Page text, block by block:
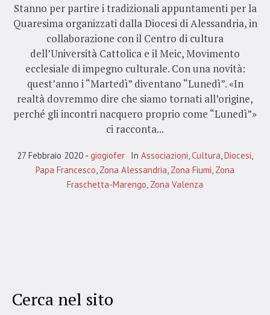
Stanno per partire i tradizionali appuntamenti per la
Quaresima organizzati dalla Diocesi di Alessandria, in
collaborazione con il Centro di cultura
dell’Università Cattolica e il Meic, Movimento
ecclesiale di impegno culturale. Con una novità:
quest’anno i “Martedì” diventano “Lunedì”. «In
realtà dovremmo dire che siamo tornati all’origine,
perché gli incontri nacquero proprio come “Lunedì”»
ci racconta...
27 Febbraio 2020 giogiofer In Associazioni Cultura Diocesi
Papa Francesco Zona Alessandria Zona Fiumi Zona
Fraschetta-Marengo Zona Valenza
Cerca nel sito